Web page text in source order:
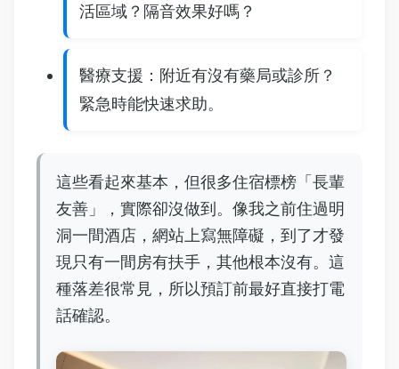
活區域？隔音效果好嗎？
醫療支援：附近有沒有藥局或診所？
緊急時能快速求助。
這些看起來基本，但很多住宿標榜「長輩
友善」，實際卻沒做到。像我之前住過明
洞一間酒店，網站上寫無障礙，到了才發
現只有一間房有扶手，其他根本沒有。這
種落差很常見，所以預訂前最好直接打電
話確認。